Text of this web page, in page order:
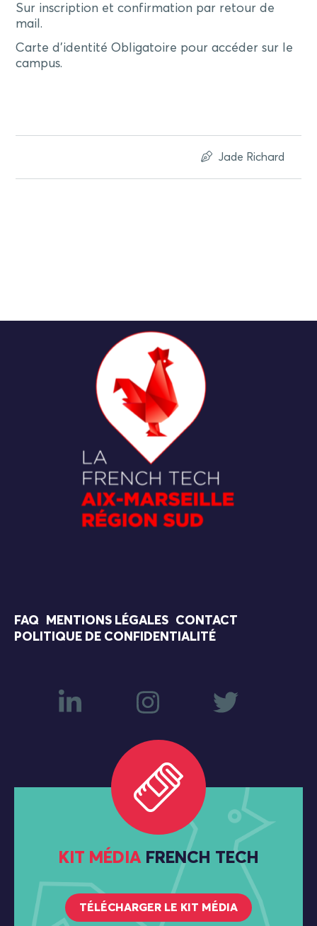
Sur inscription et confirmation par retour de
mail.
Carte d’identité Obligatoire pour accéder sur le
campus.
Jade Richard
FAQ MENTIONS LÉGALES
CONTACT
POLITIQUE DE CONFIDENTIALITÉ
KIT MÉDIA FRENCH TECH
TÉLÉCHARGER LE KIT MÉDIA